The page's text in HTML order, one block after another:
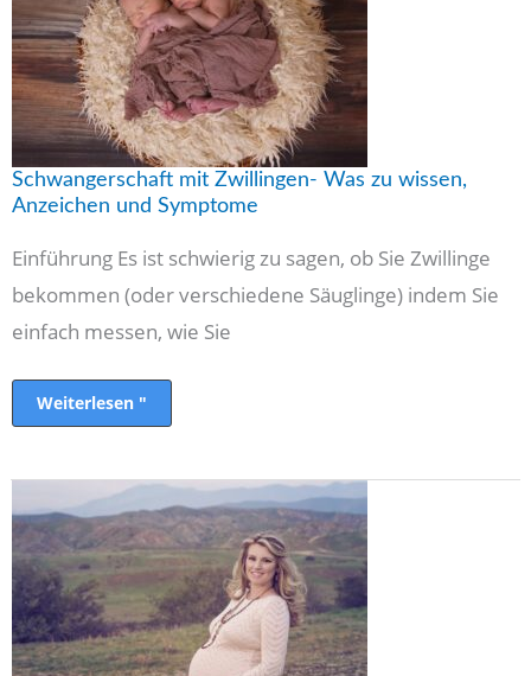
Schwangerschaft mit Zwillingen- Was zu wissen,
Anzeichen und Symptome
Einführung Es ist schwierig zu sagen, ob Sie Zwillinge
bekommen (oder verschiedene Säuglinge) indem Sie
einfach messen, wie Sie
wissen,
Anzeichen
und
Symptome
Weiterlesen "
Schwangere
Bauchuntersuchung
mit
bester
Ernährung
und
Bewegung